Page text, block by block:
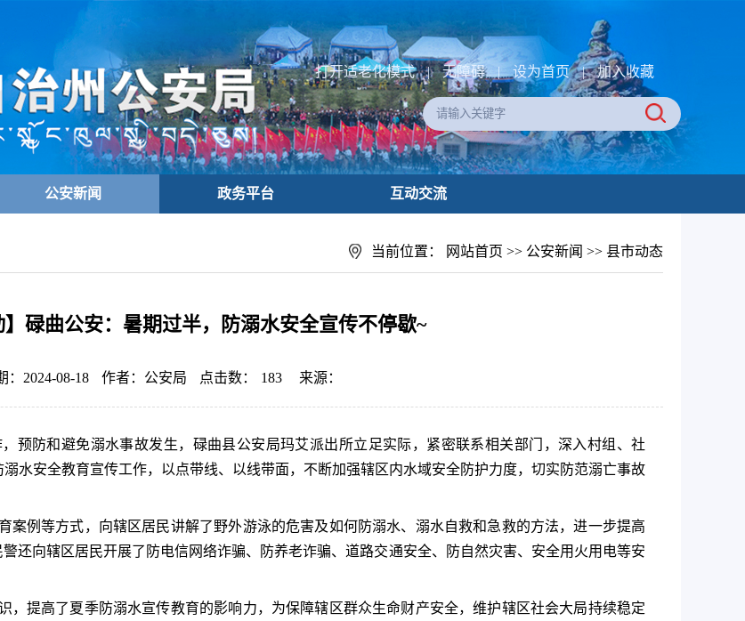
打开适老化模式 | 无障碍 | 设为首页 | 加入收藏
公安新闻 政务平台 互动交流
当前位置： 网站首页 >> 公安新闻 >> 县市动态
】碌曲公安：暑期过半，防溺水安全宣传不停歇~
：2024-08-18 作者：公安局 点击数： 183 来源：
预防和避免溺水事故发生，碌曲县公安局玛艾派出所立足实际，紧密联系相关部门，深入村组、社
水安全教育宣传工作，以点带线、以线带面，不断加强辖区内水域安全防护力度，切实防范溺亡事故
案例等方式，向辖区居民讲解了野外游泳的危害及如何防溺水、溺水自救和急救的方法，进一步提高
警还向辖区居民开展了防电信网络诈骗、防养老诈骗、道路交通安全、防自然灾害、安全用火用电等安
，提高了夏季防溺水宣传教育的影响力，为保障辖区群众生命财产安全，维护辖区社会大局持续稳定